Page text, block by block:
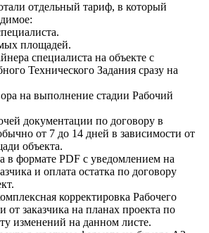
отдельный тариф, в который
площадей.
специалиста на объекте с
Технического Задания сразу на
на выполнение стадии Рабочий
документации по договору в
от 7 до 14 дней в зависимости от
объекта.
в формате PDF с уведомлением на
и оплата остатка по договору
корректировка Рабочего
от заказчика на планах проекта по
изменений на данном листе.